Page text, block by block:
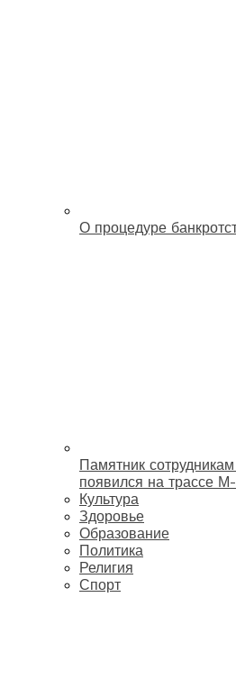
О процедуре
Памятник
появился на трассе
Культура
Здоровье
Образование
Политика
Религия
Спорт